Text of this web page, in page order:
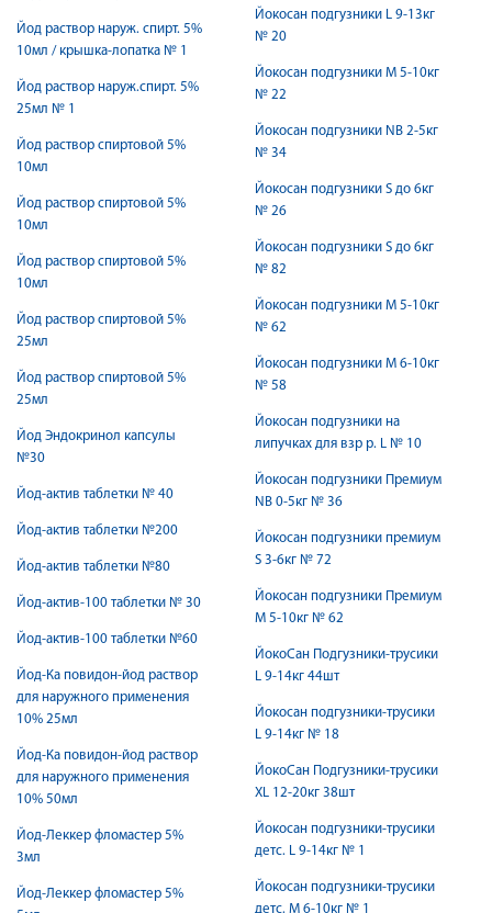
Йод раствор наруж. спирт. 5%
10мл / крышка-лопатка № 1
Йод раствор наруж.спирт. 5%
25мл № 1
Йод раствор спиртовой 5%
10мл
Йод раствор спиртовой 5%
10мл
Йод раствор спиртовой 5%
10мл
Йод раствор спиртовой 5%
25мл
Йод раствор спиртовой 5%
25мл
Йод Эндокринол капсулы
№30
Йод-актив таблетки № 40
Йод-актив таблетки №200
Йод-актив таблетки №80
Йод-актив-100 таблетки № 30
Йод-актив-100 таблетки №60
Йод-Ка повидон-йод раствор
для наружного применения
10% 25мл
Йод-Ка повидон-йод раствор
для наружного применения
10% 50мл
Йод-Леккер фломастер 5%
3мл
Йод-Леккер фломастер 5%
Йокосан подгузники L 9-13кг
№ 20
Йокосан подгузники M 5-10кг
№ 22
Йокосан подгузники NB 2-5кг
№ 34
Йокосан подгузники S до 6кг
№ 26
Йокосан подгузники S до 6кг
№ 82
Йокосан подгузники М 5-10кг
№ 62
Йокосан подгузники М 6-10кг
№ 58
Йокосан подгузники на
липучках для взр р. L № 10
Йокосан подгузники Премиум
NB 0-5кг № 36
Йокосан подгузники премиум
S 3-6кг № 72
Йокосан подгузники Премиум
М 5-10кг № 62
ЙокоСан Подгузники-трусики
L 9-14кг 44шт
Йокосан подгузники-трусики
L 9-14кг № 18
ЙокоСан Подгузники-трусики
XL 12-20кг 38шт
Йокосан подгузники-трусики
детс. L 9-14кг № 1
Йокосан подгузники-трусики
детс. М 6-10кг № 1